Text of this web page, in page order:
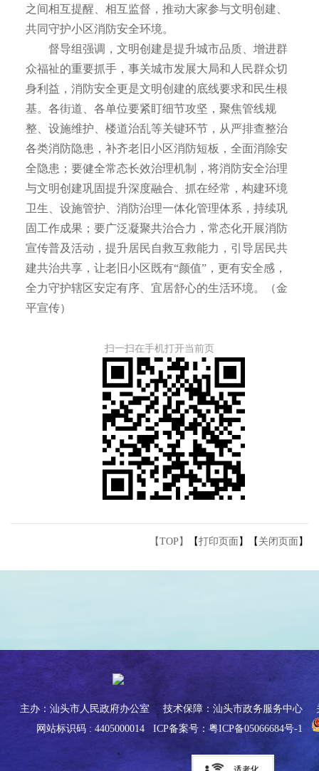
之间相互提醒、相互监督，推动大家参与文明创建、
共同守护小区消防安全环境。
督导组强调，文明创建是提升城市品质、增进群
众福祉的重要抓手，事关城市发展大局和人民群众切
身利益，消防安全更是文明创建的底线要求和民生根
基。各街道、各单位要紧盯细节攻坚，聚焦管线规
整、设施维护、楼道治乱等关键环节，从严排查整治
各类消防隐患，补齐老旧小区消防短板，全面消除安
全隐患；要健全常态长效治理机制，将消防安全治理
与文明创建巩固提升深度融合、抓在经常，构建环境
卫生、设施管护、消防治理一体化管理体系，持续巩
固工作成果；要广泛凝聚共治合力，常态化开展消防
宣传普及活动，提升居民自救互救能力，引导居民共
建共治共享，让老旧小区既有“颜值”，更有安全感，
全力守护辖区安定有序、宜居舒心的生活环境。（金
平宣传）
扫一扫在手机打开当前页
【TOP】 【打印页面 】【 关闭页面 】
主办：汕头市人民政府办公室 技术保障：汕头市政务服务中心
网站标识码 : 4405000014 ICP备案号：粤ICP备05066684号-1